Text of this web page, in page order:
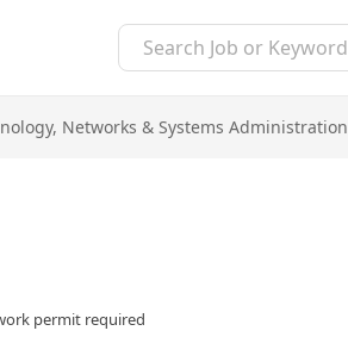
, Networks & Systems Administration
permit required